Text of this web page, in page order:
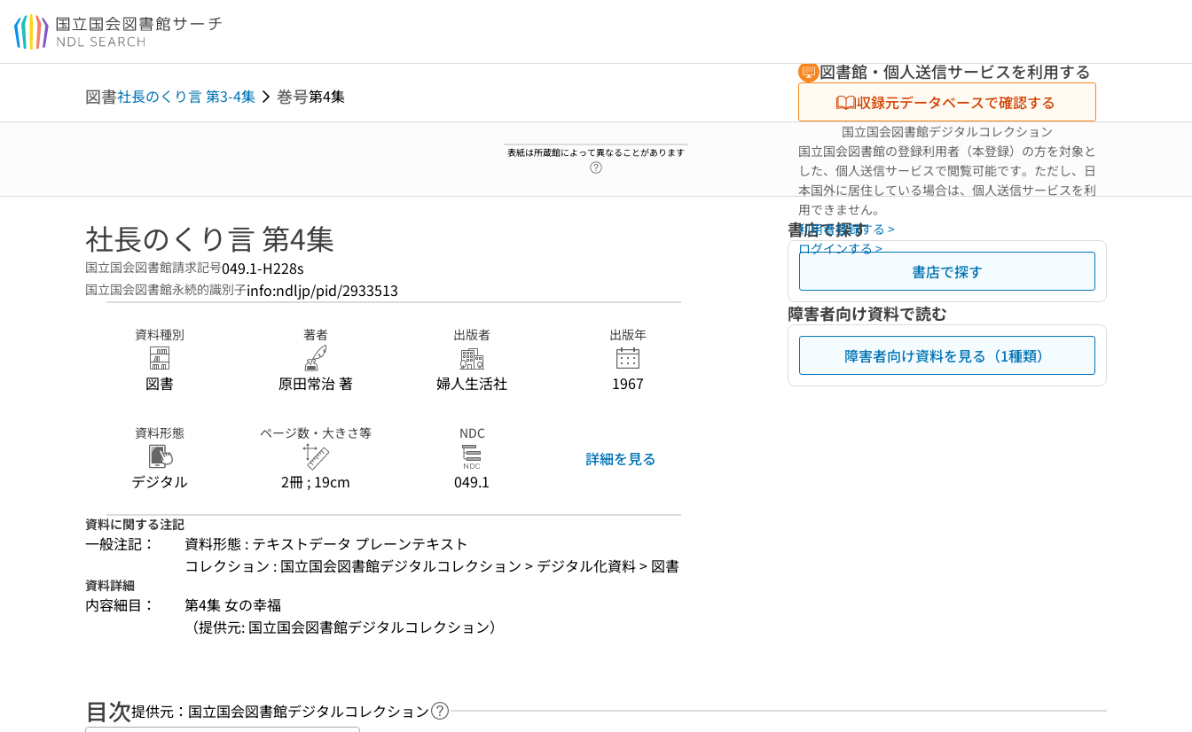
本文へ移動
図書社長のくり言 第3-4集 巻号第4集
表紙は所蔵館によって異なることがあります
図書館・個人送信サービスを利用する
収録元データベースで確認する
国立国会図書館デジタルコレクション
国立国会図書館の登録利用者（本登録）の方を対象と
した、個人送信サービスで閲覧可能です。ただし、日
本国外に居住している場合は、個人送信サービスを利
用できません。
利用者登録する >
ログインする >
社長のくり言 第4集
国立国会図書館請求記号049.1-H228s
国立国会図書館永続的識別子info:ndljp/pid/2933513
資料種別
図書
著者
原田常治 著
出版者
婦人生活社
出版年
1967
資料形態
デジタル
ページ数・大きさ等
2冊 ; 19cm
NDC
049.1
詳細を見る
資料に関する注記
一般注記：
資料形態 : テキストデータ プレーンテキスト
コレクション : 国立国会図書館デジタルコレクション > デジタル化資料 > 図書
資料詳細
内容細目：
第4集 女の幸福
（提供元: 国立国会図書館デジタルコレクション）
書店で探す
書店で探す
障害者向け資料で読む
障害者向け資料を見る（1種類）
目次提供元：国立国会図書館デジタルコレクション ヘルプページへのリンク